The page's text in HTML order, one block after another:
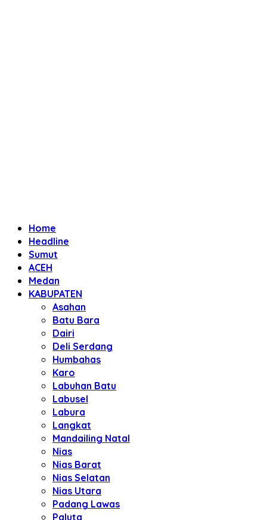
Home
Headline
Sumut
ACEH
Medan
KABUPATEN
Asahan
Batu Bara
Dairi
Deli Serdang
Humbahas
Karo
Labuhan Batu
Labusel
Labura
Langkat
Mandailing Natal
Nias
Nias Barat
Nias Selatan
Nias Utara
Padang Lawas
Paluta